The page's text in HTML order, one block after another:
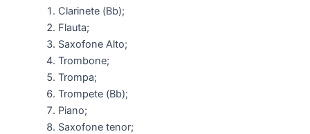
Clarinete (Bb);
Flauta;
Saxofone Alto;
Trombone;
Trompa;
Trompete (Bb);
Piano;
Saxofone tenor;